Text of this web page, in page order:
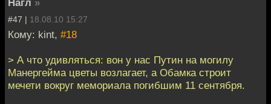
#47 | 18.08.10 15:27
Кому: kint, #18
> А что удивляться: вон у нас Путин на могилу
Манергейма цветы возлагает, а Обамка строит
мечети вокруг мемориала погибшим 11 сентября.